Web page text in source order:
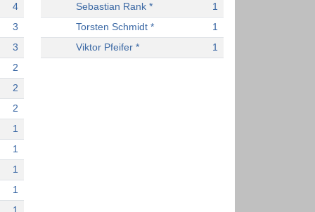
4
3
3
2
2
2
1
1
1
1
Sebastian Rank *
1
Torsten Schmidt *
1
Viktor Pfeifer *
1